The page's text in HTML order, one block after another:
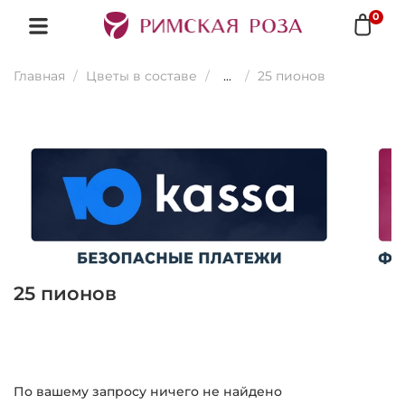
0
Главная Цветы в составе ... 25 пионов
25 пионов
По вашему запросу ничего не найдено